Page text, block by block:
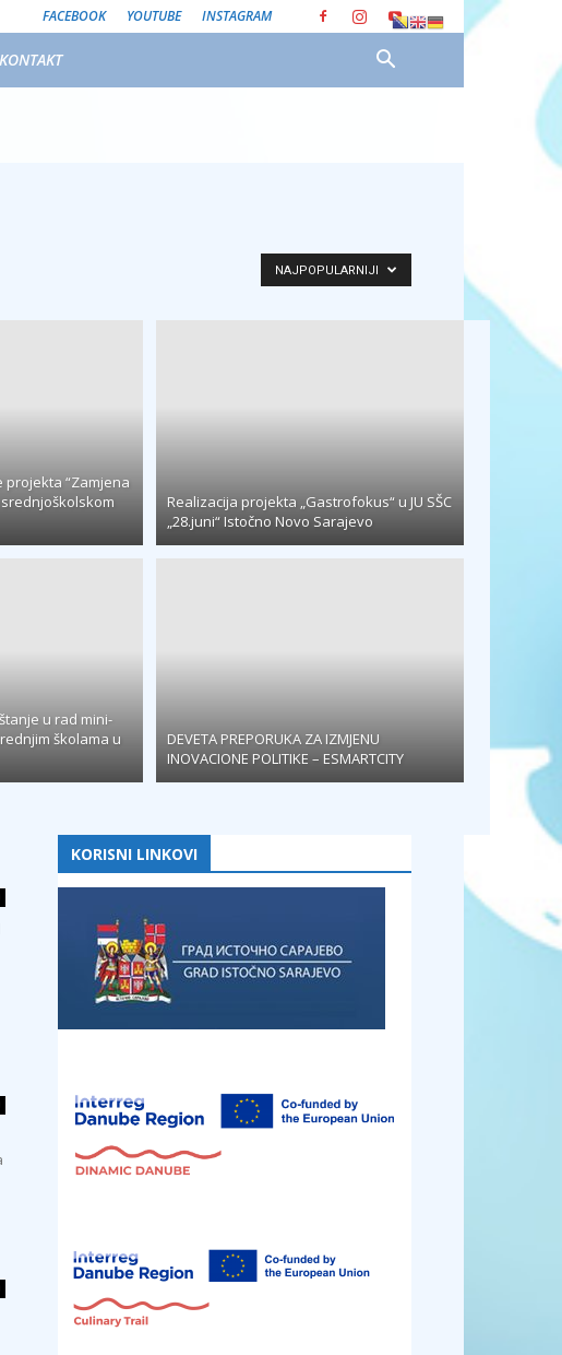
FACEBOOK YOUTUBE INSTAGRAM
KONTAKT
NAJPOPULARNIJI
projekta “Zamjena
Realizacija projekta „Gastrofokus“ u JU SŠC
„28.juni“ Istočno Novo Sarajevo
u rad mini-
školama u
DEVETA PREPORUKA ZA IZMJENU
INOVACIONE POLITIKE – ESMARTCITY
KORISNI LINKOVI